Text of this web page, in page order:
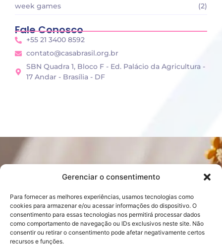
Gerenciar o consentimento
Para fornecer as melhores experiências, usamos tecnologias como
cookies para armazenar e/ou acessar informações do dispositivo. O
consentimento para essas tecnologias nos permitirá processar dados
como comportamento de navegação ou IDs exclusivos neste site. Não
consentir ou retirar o consentimento pode afetar negativamente certos
recursos e funções.
week games
(2)
Fale Conosco
+55 21 3400 8592
contato@casabrasil.org.br
SBN Quadra 1, Bloco F - Ed. Palácio da Agricultura -
17 Andar - Brasília - DF
Sobre nós
Quem somos
Projetos
Notícias
Atalhos
Galeria de Fotos
Casa Brasil pelo Mundo